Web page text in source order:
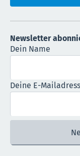
Newsletter
Dein Name
Deine E-